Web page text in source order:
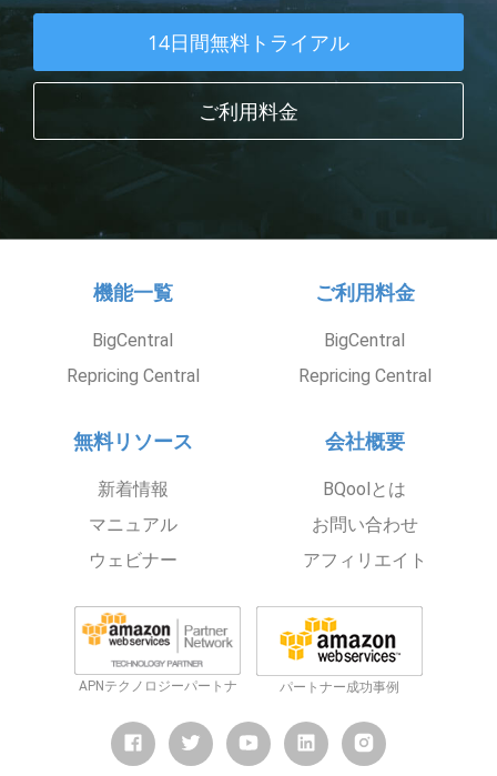
14日間無料トライアル
ご利用料金
機能一覧
BigCentral
Repricing Central
ご利用料金
BigCentral
Repricing Central
無料リソース
新着情報
マニュアル
ウェビナー
会社概要
BQoolとは
お問い合わせ
アフィリエイト
APNテクノロジーパートナ パートナー成功事例